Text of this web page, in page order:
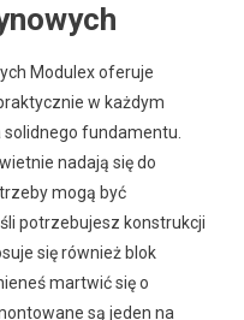
Modulex oferuje
w każdym
fundamentu.
nadają się do
mogą być
potrzebujesz konstrukcji
się również blok
martwić się o
są jeden na